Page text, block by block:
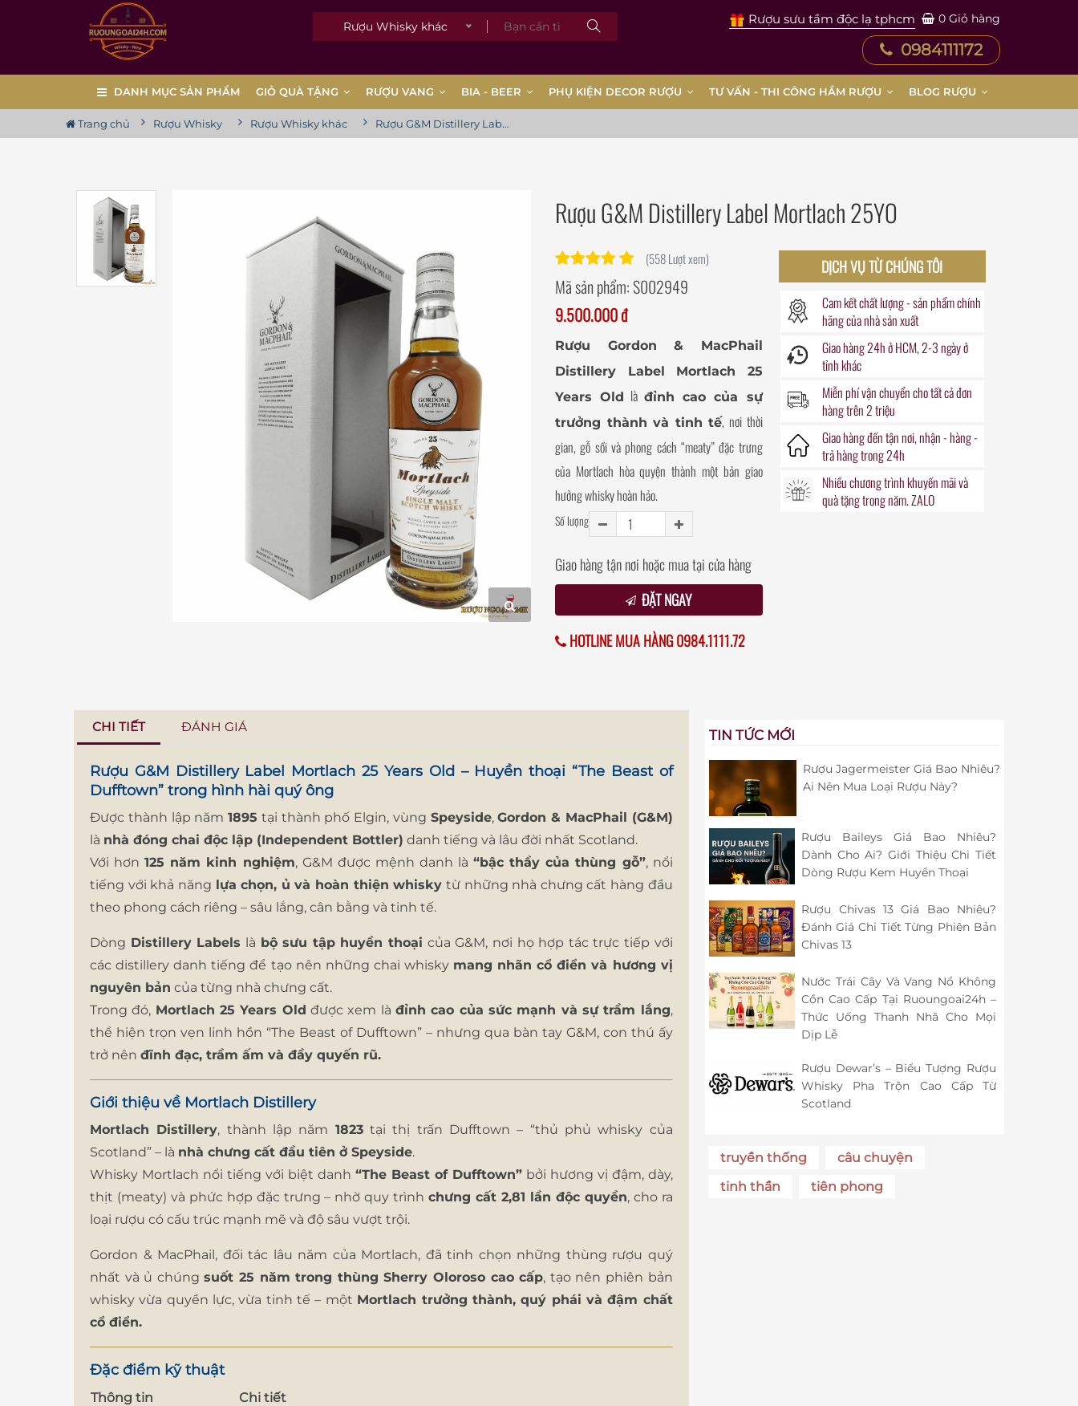
Rượu Whisky khác Rượu sưu tầm độc lạ tphcm 0 Giỏ hàng
0984111172
DANH MỤC SẢN PHẨM GIỎ QUÀ TẶNG RƯỢU VANG BIA - BEER PHỤ KIỆN DECOR RƯỢU TƯ VẤN - THI CÔNG HẦM RƯỢU BLOG RƯỢU
Trang chủ Rượu Whisky Rượu Whisky khác Rượu G&M Distillery Label Mortlach 25YO
Rượu G&M Distillery Label Mortlach 25YO
(558 Lượt xem)
Mã sản phẩm: S002949
9.500.000 đ
Rượu Gordon & MacPhail
Distillery Label Mortlach 25
Years Old làđỉnh cao của sự
trưởng thành và tinh tế, nơi thời
gian, gỗ sồi và phong cách “meaty” đặc trưng
của Mortlach hòa quyện thành một bản giao
hưởng whisky hoàn hảo.
Số lượng
Giao hàng tận nơi hoặc mua tại cửa hàng
ĐẶT NGAY
DỊCH VỤ TỪ CHÚNG TÔI
Cam kết chất lượng - sản phẩm chính
hãng của nhà sản xuất
Giao hàng24hở HCM, 2-3 ngày ở
tỉnh khác
Miễn phí vận chuyểncho tất cả đơn
hàng trên 2 triệu
Giao hàng đếntận nơi, nhận - hàng -
trả hàng trong24h
Nhiều chương trình khuyến mãivà
quà tặngtrong năm. ZALO
HOTLINE MUA HÀNG 0984.1111.72
CHI TIẾT ĐÁNH GIÁ
Rượu G&M Distillery Label Mortlach 25 Years Old – Huyền thoại “The Beast of
Dufftown” trong hình hài quý ông
Được thành lập năm1895 tại thành phố Elgin, vùng Speyside,Gordon & MacPhail (G&M)
là nhà đóng chai độc lập (Independent Bottler) danh tiếng và lâu đời nhất Scotland.
Với hơn125 năm kinh nghiệm, G&M được mệnh danh là“bậc thầy của thùng gỗ”, nổi
tiếng với khả năng lựa chọn, ủ và hoàn thiện whisky từ những nhà chưng cất hàng đầu
theo phong cách riêng – sâu lắng, cân bằng và tinh tế.
Dòng Distillery Labels là bộ sưu tập huyền thoại của G&M, nơi họ hợp tác trực tiếp với
các distillery danh tiếng để tạo nên những chai whisky mang nhãn cổ điển và hương vị
nguyên bản của từng nhà chưng cất.
Trong đó, Mortlach 25 Years Old được xem làđỉnh cao của sức mạnh và sự trầm lắng,
thể hiện trọn vẹn linh hồn “The Beast of Dufftown” – nhưng qua bàn tay G&M, con thú ấy
trở nên đĩnh đạc, trầm ấm và đầy quyến rũ.
Giới thiệu về Mortlach Distillery
Mortlach Distillery, thành lập năm 1823tại thị trấn Dufftown – “thủ phủ whisky của
Scotland” – là nhà chưng cất đầu tiên ở Speyside.
Whisky Mortlach nổi tiếng với biệt danh “The Beast of Dufftown”bởi hương vị đậm, dày,
thịt (meaty) và phức hợp đặc trưng – nhờ quy trìnhchưng cất 2,81 lần độc quyền, cho ra
loại rượu có cấu trúc mạnh mẽ và độ sâu vượt trội.
Gordon & MacPhail, đối tác lâu năm của Mortlach, đã tinh chọn những thùng rượu quý
nhất và ủ chúngsuốt 25 năm trong thùng Sherry Oloroso cao cấp, tạo nên phiên bản
whisky vừa quyền lực, vừa tinh tế – một Mortlach trưởng thành, quý phái và đậm chất
cổ điển.
Đặc điểm kỹ thuật
Thông tin
Chi tiết
TIN TỨC MỚI
Rượu Jagermeister Giá Bao Nhiêu?
Ai Nên Mua Loại Rượu Này?
Rượu Baileys Giá Bao Nhiêu?
Dành Cho Ai? Giới Thiệu Chi Tiết
Dòng Rượu Kem Huyền Thoại
Rượu Chivas 13 Giá Bao Nhiêu?
Đánh Giá Chi Tiết Từng Phiên Bản
Chivas 13
Nước Trái Cây Và Vang Nổ Không
Cồn Cao Cấp Tại Ruoungoai24h –
Thức Uống Thanh Nhã Cho Mọi
Dịp Lễ
Rượu Dewar’s – Biểu Tượng Rượu
Whisky Pha Trộn Cao Cấp Từ
Scotland
truyền thống
câu chuyện
tinh thần
tiên phong